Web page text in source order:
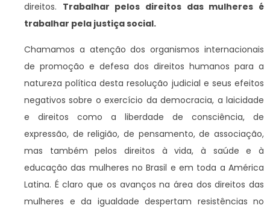
direitos. Trabalhar pelos direitos das mulheres é
trabalhar pela justiça social.
Chamamos a atenção dos organismos internacionais
de promoção e defesa dos direitos humanos para a
natureza política desta resolução judicial e seus efeitos
negativos sobre o exercício da democracia, a laicidade
e direitos como a liberdade de consciência, de
expressão, de religião, de pensamento, de associação,
mas também pelos direitos à vida, à saúde e à
educação das mulheres no Brasil e em toda a América
Latina. É claro que os avanços na área dos direitos das
mulheres e da igualdade despertam resistências no